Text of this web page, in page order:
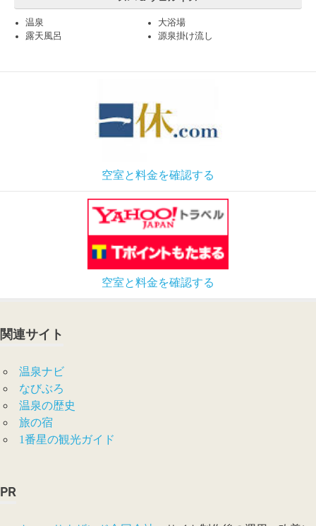
温泉
大浴場
露天風呂
源泉掛け流し
空室と料金を確認する
空室と料金を確認する
関連サイト
温泉ナビ
なびぶろ
温泉の歴史
旅の宿
1番星の観光ガイド
PR